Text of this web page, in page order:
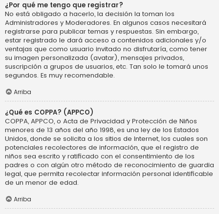
¿Por qué me tengo que registrar?
No está obligado a hacerlo, la decisión la toman los
Administradores y Moderadores. En algunos casos necesitará
registrarse para publicar temas y respuestas. Sin embargo,
estar registrado le dará acceso a contenidos adicionales y/o
ventajas que como usuario invitado no disfrutaría, como tener
su imagen personalizada (avatar), mensajes privados,
suscripción a grupos de usuarios, etc. Tan solo le tomará unos
segundos. Es muy recomendable.
Arriba
¿Qué es COPPA? (APPCO)
COPPA, APPCO, o Acta de Privacidad y Protección de Niños
menores de 13 años del año 1998, es una ley de los Estados
Unidos, donde se solicita a los sitios de Internet, los cuales son
potenciales recolectores de información, que el registro de
niños sea escrito y ratificado con el consentimiento de los
padres o con algún otro método de reconocimiento de guardia
legal, que permita recolectar información personal identificable
de un menor de edad.
Arriba